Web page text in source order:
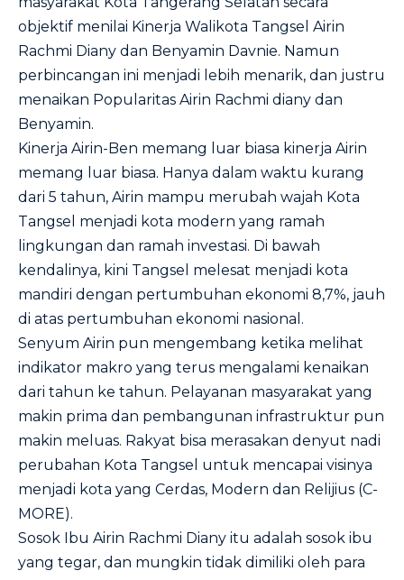
objektif menilai Kinerja Walikota Tangsel Airin
Rachmi Diany dan Benyamin Davnie. Namun
perbincangan ini menjadi lebih menarik, dan justru
menaikan Popularitas Airin Rachmi diany dan
Benyamin.
Kinerja Airin-Ben memang luar biasa kinerja Airin
memang luar biasa. Hanya dalam waktu kurang
dari 5 tahun, Airin mampu merubah wajah Kota
Tangsel menjadi kota modern yang ramah
lingkungan dan ramah investasi. Di bawah
kendalinya, kini Tangsel melesat menjadi kota
mandiri dengan pertumbuhan ekonomi 8,7%, jauh
di atas pertumbuhan ekonomi nasional.
Senyum Airin pun mengembang ketika melihat
indikator makro yang terus mengalami kenaikan
dari tahun ke tahun. Pelayanan masyarakat yang
makin prima dan pembangunan infrastruktur pun
makin meluas. Rakyat bisa merasakan denyut nadi
perubahan Kota Tangsel untuk mencapai visinya
menjadi kota yang Cerdas, Modern dan Relijius (C-
MORE).
Sosok Ibu Airin Rachmi Diany itu adalah sosok ibu
yang tegar, dan mungkin tidak dimiliki oleh para